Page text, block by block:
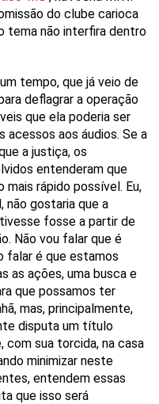
do clube carioca
tema não interfira dentro
tempo, que já veio de
deflagrar a operação
que ela poderia ser
acessos aos áudios. Se a
a justiça, os
entenderam que
rápido possível. Eu,
gostaria que a
fosse a partir de
Não vou falar que é
falar é que estamos
as ações, uma busca e
que possamos ter
mas, principalmente,
disputa um título
com sua torcida, na casa
minimizar neste
entendem essas
que isso será